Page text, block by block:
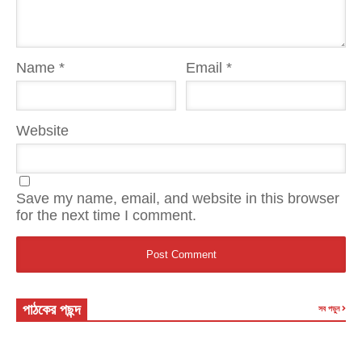
Name * Email*
Website
Save my name, email, and website in this browser
for the next time I comment.
পাঠকের পছন্দ সব পড়ুন